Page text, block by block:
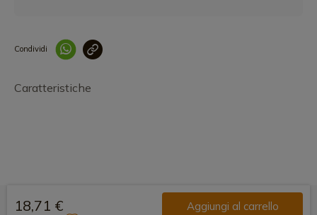
Condividi
Caratteristiche
18,71 € Aggiungi al carrello